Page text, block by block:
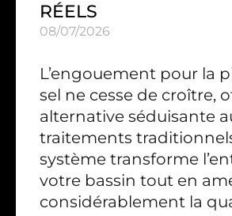
RÉELS
08/07/2026
L’engouement pour la
sel ne cesse de croître,
alternative séduisante
traitements
système transforme
votre bassin tout en
considérablement la